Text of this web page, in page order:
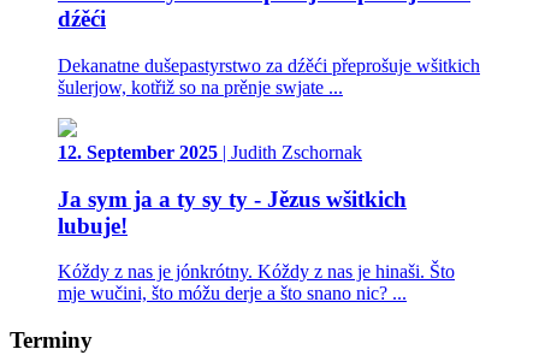
dźěći
Dekanatne dušepastyrstwo za dźěći přeprošuje wšitkich
šulerjow, kotřiž so na prěnje swjate ...
12. September 2025 | Judith Zschornak
Ja sym ja a ty sy ty - Jězus wšitkich
lubuje!
Kóždy z nas je jónkrótny. Kóždy z nas je hinaši. Što
mje wučini, što móžu derje a što snano nic? ...
Terminy